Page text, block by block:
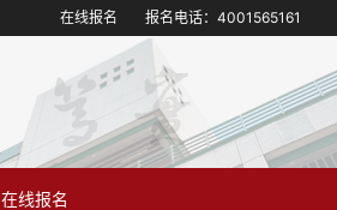
在线报名 报名电话： 4001565161
在线报名